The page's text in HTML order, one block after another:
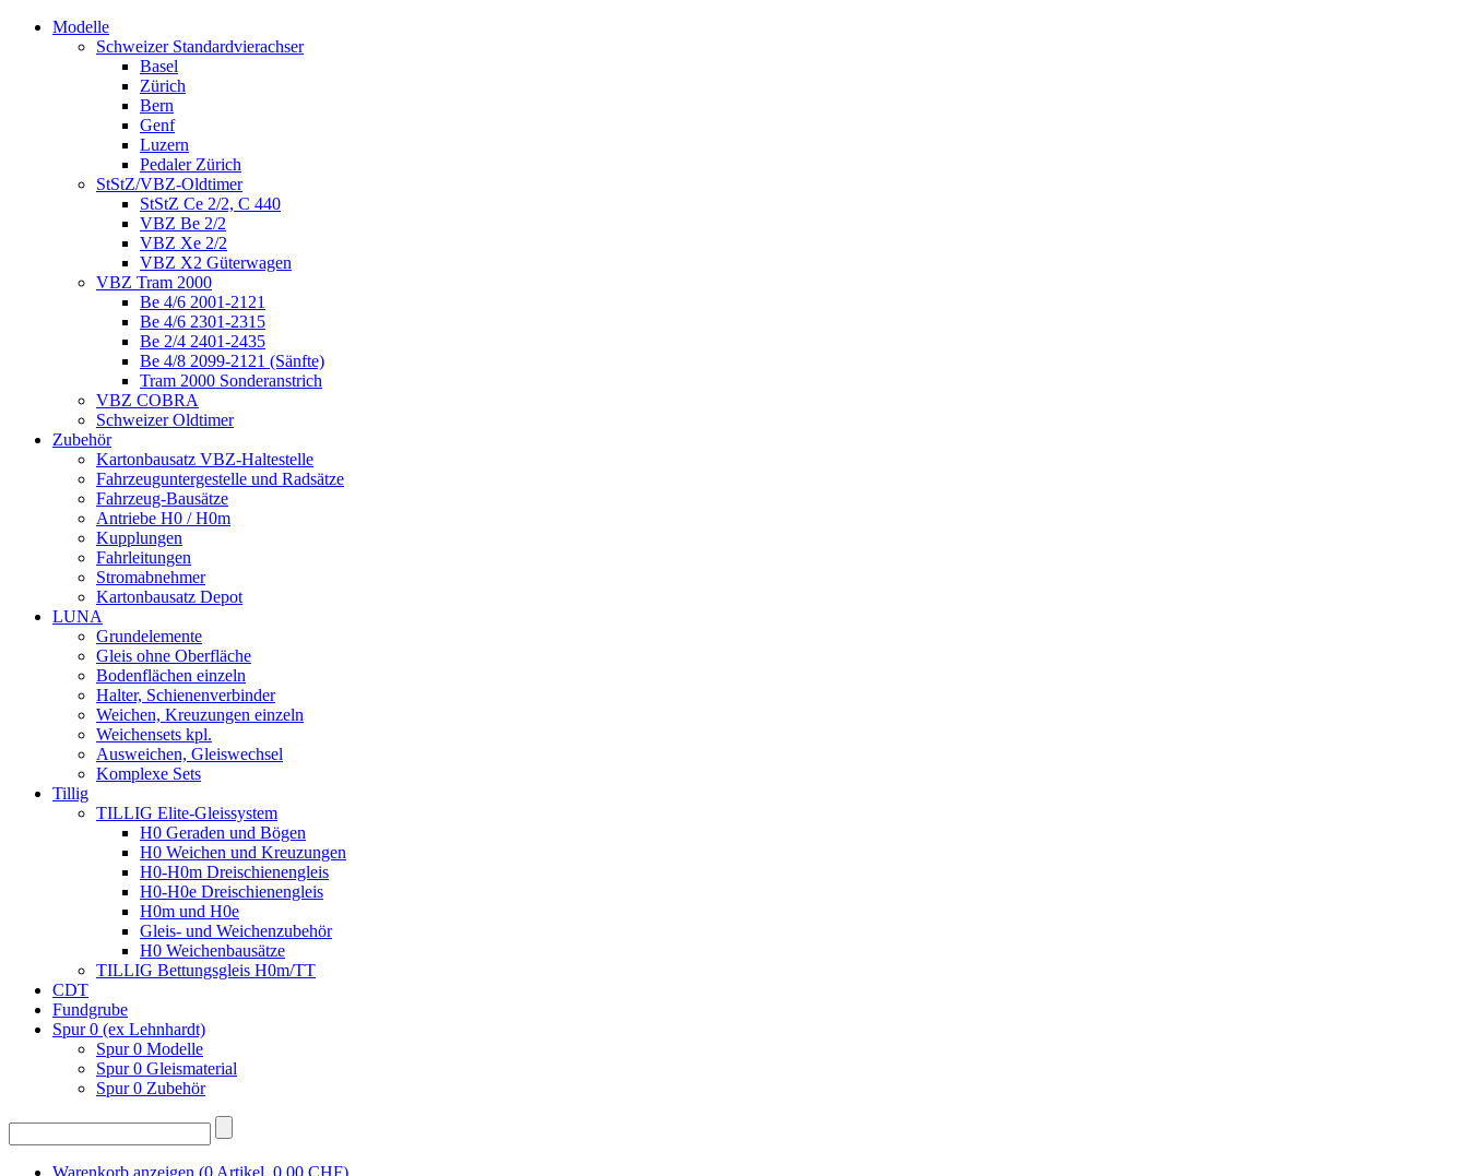
Modelle
Schweizer Standardvierachser
Basel
Zürich
Bern
Genf
Luzern
Pedaler Zürich
StStZ/VBZ-Oldtimer
StStZ Ce 2/2, C 440
VBZ Be 2/2
VBZ Xe 2/2
VBZ X2 Güterwagen
VBZ Tram 2000
Be 4/6 2001-2121
Be 4/6 2301-2315
Be 2/4 2401-2435
Be 4/8 2099-2121 (Sänfte)
Tram 2000 Sonderanstrich
VBZ COBRA
Schweizer Oldtimer
Zubehör
Kartonbausatz VBZ-Haltestelle
Fahrzeuguntergestelle und Radsätze
Fahrzeug-Bausätze
Antriebe H0 / H0m
Kupplungen
Fahrleitungen
Stromabnehmer
Kartonbausatz Depot
LUNA
Grundelemente
Gleis ohne Oberfläche
Bodenflächen einzeln
Halter, Schienenverbinder
Weichen, Kreuzungen einzeln
Weichensets kpl.
Ausweichen, Gleiswechsel
Komplexe Sets
Tillig
TILLIG Elite-Gleissystem
H0 Geraden und Bögen
H0 Weichen und Kreuzungen
H0-H0m Dreischienengleis
H0-H0e Dreischienengleis
H0m und H0e
Gleis- und Weichenzubehör
H0 Weichenbausätze
TILLIG Bettungsgleis H0m/TT
CDT
Fundgrube
Spur 0 (ex Lehnhardt)
Spur 0 Modelle
Spur 0 Gleismaterial
Spur 0 Zubehör
Warenkorb anzeigen (0 Artikel, 0,00 CHF)